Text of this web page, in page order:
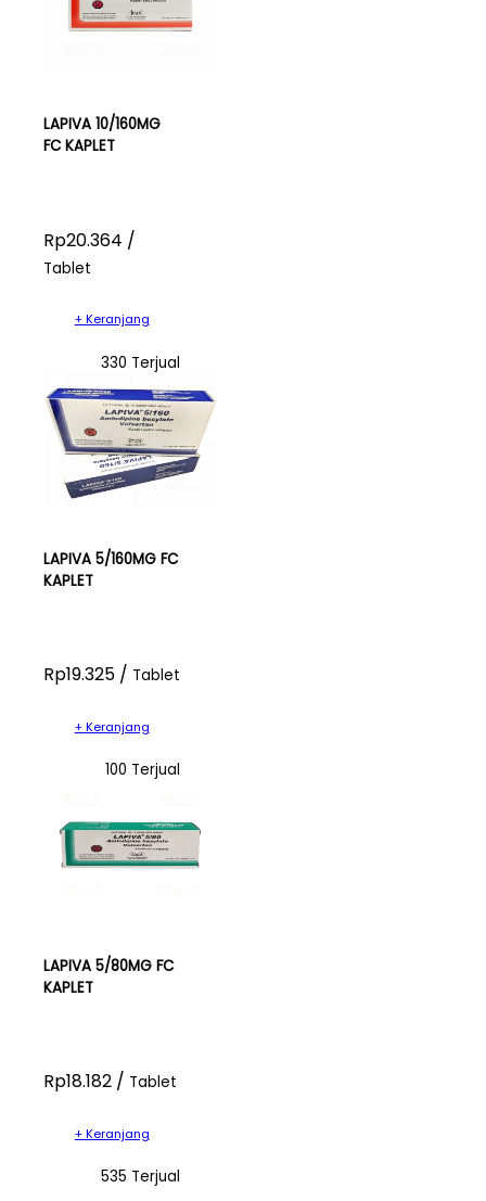
LAPIVA 10/160MG
FC KAPLET
Rp20.364 /
Tablet
+ Keranjang
330 Terjual
LAPIVA 5/160MG FC
KAPLET
Rp19.325 / Tablet
+ Keranjang
100 Terjual
LAPIVA 5/80MG FC
KAPLET
Rp18.182 / Tablet
+ Keranjang
535 Terjual